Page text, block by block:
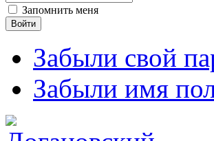
Запомнить меня
Забыли свой
Забыли имя